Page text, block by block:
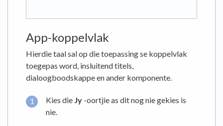
App-koppelvlak
Hierdie taal sal op die toepassing se koppelvlak
toegepas word, insluitend titels,
dialoogboodskappe en ander komponente.
Kies die Jy -oortjie as dit nog nie gekies is
nie.